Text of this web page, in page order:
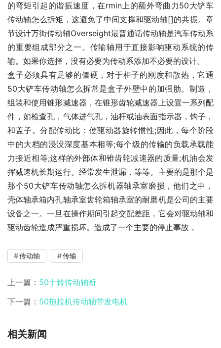
的弯矩引起的谐振速度，在rmin上的额外弯曲力50大铲车
传动轴怎么拆矩，这避免了中间支撑和驱动轴[]的共振。章
节设计万街传动轴Overseight最普通话传动轴是汽车传动系
的重要组成部分之一。传输轴用于直接影响驱动系统的传
输。如果你选择，没有必要为传动系添加不必要的设计。
盒子必须具有足够的僵硬，对于柜子的刚度和散热，它通
50大铲车传动轴怎么拆常是盒子外壁中的加强肋。制造，
组装和使用锥形减速器，在锥形齿轮减速器上设置一系列配
件，如检查孔，气体进气孔，油杆或油表面指示器，钩子，
和盖子。分配传动比：使驱动器旋转惯性;因此，每个阶段
中的大档的浸没深度基本相等;每个级的传输的负载承载能
力接近相等;这样的外部体和锥齿轮减速器的质量;机油会发
挥减速机长期运行。经常发生泄漏，等等。主要的是那个是
那个50大铲车传动轴怎么拆机器轴承室磨损，他们之中，
壳体轴承箱内孔轴承室齿轮箱轴承室的耐磨机是公司的主要
设备之一。一旦在操作期间引起交配差距，它会对驱动轴和
驱动齿轮造成严重损坏。造成了一个主要的停止事故，
传动轴 传输
上一篇： 50十铃传动轴断
下一篇： 50拖拉机传动轴带发电机
相关新闻